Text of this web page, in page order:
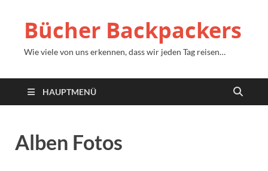
Bücher Backpackers
Wie viele von uns erkennen, dass wir jeden Tag reisen…
HAUPTMENÜ
Alben Fotos